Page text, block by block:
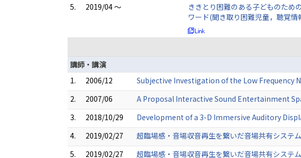
5.
2019/04 ～
ききとり困難のある子どものため
ワード(聞き取り困難児童，聴覚
講師・講演
1.
2006/12
Subjective Investigation of the Low Frequency
2.
2007/06
A Proposal Interactive Sound Entertainment
3.
2018/10/29
Development of a 3-D Immersive Auditory
4.
2019/02/27
超臨場感・音場収音再生を繋いだ音場共有システ
5.
2019/02/27
超臨場感・音場収音再生を繋いだ音場共有システ